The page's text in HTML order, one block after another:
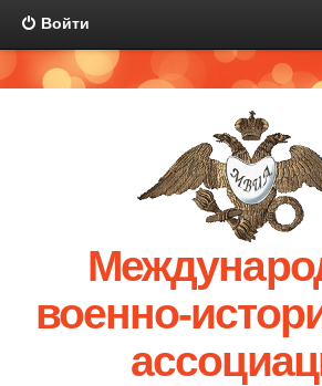
Войти
военно-